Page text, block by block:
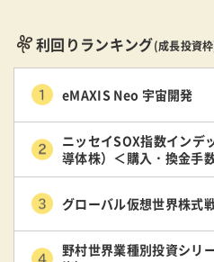
利回りランキング(成長投資
eMAXIS Neo 宇宙開発
ニッセイSOX指数インデ
導体株）＜購入・換金手
グローバル仮想世界株式
野村世界業種別投資シリ